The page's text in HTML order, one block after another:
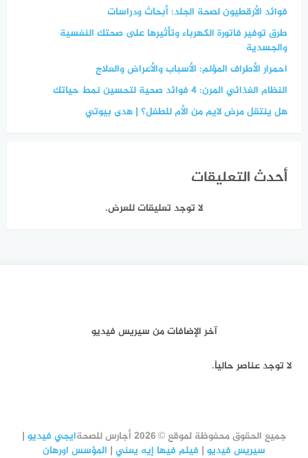
فوائد الأرقطيون لصحة الجلد: أبحاث ودراسات
طرق توفير فاتورة الكهرباء وتأثيرها على صحتك النفسية
والجسدية
احمرار الأطراف المؤلم: الأسباب والأعراض والعلاج
النظام الغذائي المرن: 4 فوائد صحية لتحسين نمط حياتك
هل ينتقل مرض لايم من الأم للطفل؟ | هدى بيوتي
أحدث التعليقات
لا توجد تعليقات للعرض.
آخر الإضافات من سيريس فيديو
لا توجد عناصر حالياً.
جميع الحقوق محفوظة لموقع © 2026 أجارس للصحة ايجي فيديو |
سيريس فيديو | فيلم فيها إيه يعني | المؤسس اورهان